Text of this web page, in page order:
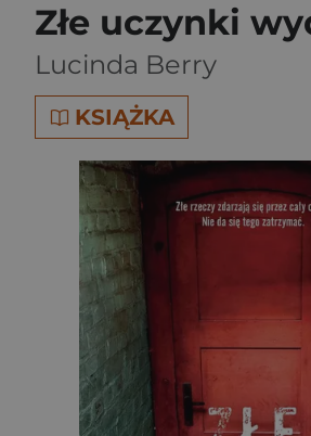
Złe uczynki
Lucinda Berry
KSIĄŻKA